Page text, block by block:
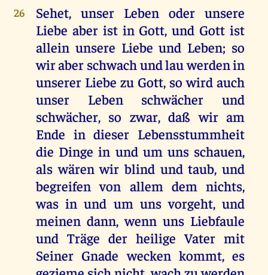
26
Sehet, unser Leben oder unsere
Liebe aber ist in Gott, und Gott ist
allein unsere Liebe und Leben; so
wir aber schwach und lau werden in
unserer Liebe zu Gott, so wird auch
unser Leben schwächer und
schwächer, so zwar, daß wir am
Ende in dieser Lebensstummheit
die Dinge in und um uns schauen,
als wären wir blind und taub, und
begreifen von allem dem nichts,
was in und um uns vorgeht, und
meinen dann, wenn uns Liebfaule
und Träge der heilige Vater mit
Seiner Gnade wecken kommt, es